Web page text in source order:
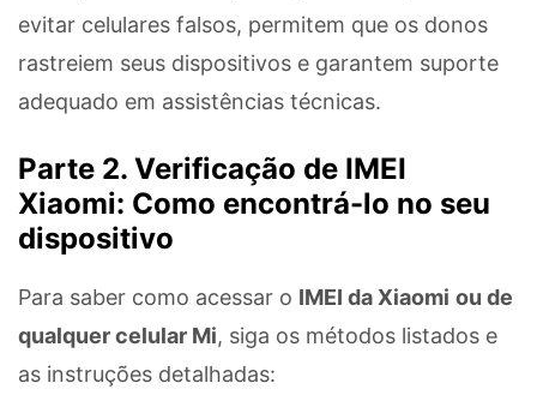
evitar celulares falsos, permitem que os donos
rastreiem seus dispositivos e garantem suporte
adequado em assistências técnicas.
Parte 2. Verificação de IMEI
Xiaomi: Como encontrá-lo no seu
dispositivo
Para saber como acessar o IMEI da Xiaomi ou de
qualquer celular Mi, siga os métodos listados e
as instruções detalhadas: